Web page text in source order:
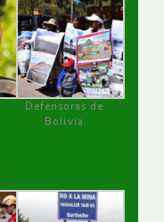
Defensoras de
Bolivia